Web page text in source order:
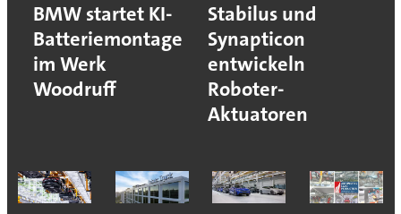
BMW startet KI-
Batteriemontage
im Werk
Woodruff
Stabilus und
Synapticon
entwickeln
Roboter-
Aktuatoren